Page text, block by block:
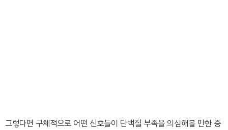
그렇다면 구체적으로 어떤 신호들이 단백질 부족을 의심해볼 만한 증